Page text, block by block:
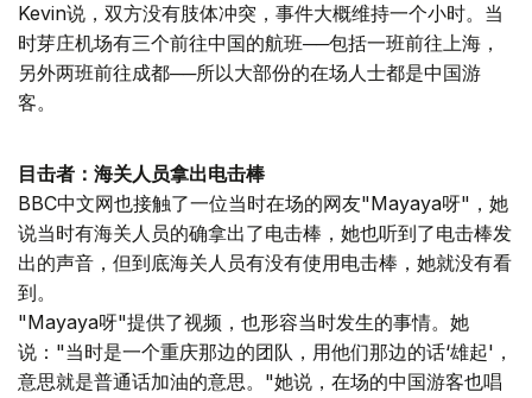
Kevin说，双方没有肢体冲突，事件大概维持一个小时。当
时芽庄机场有三个前往中国的航班──包括一班前往上海，
另外两班前往成都──所以大部份的在场人士都是中国游
客。
目击者：海关人员拿出电击棒
BBC中文网也接触了一位当时在场的网友"Mayaya呀"，她
说当时有海关人员的确拿出了电击棒，她也听到了电击棒发
出的声音，但到底海关人员有没有使用电击棒，她就没有看
到。
"Mayaya呀"提供了视频，也形容当时发生的事情。她
说："当时是一个重庆那边的团队，用他们那边的话‘雄起'，
意思就是普通话加油的意思。"她说，在场的中国游客也唱